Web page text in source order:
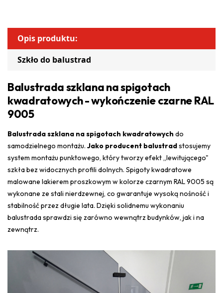
Opis produktu:
Szkło do balustrad
Balustrada szklana na spigotach
kwadratowych - wykończenie czarne RAL
9005
Balustrada szklana na spigotach kwadratowych do
samodzielnego montażu. Jako producent balustradstosujemy
system montażu punktowego, który tworzy efekt „lewitującego"
szkła bez widocznych profili dolnych. Spigoty kwadratowe
malowane lakierem proszkowym w kolorze czarnym RAL 9005 są
wykonane ze stali nierdzewnej, co gwarantuje wysoką nośność i
stabilność przez długie lata. Dzięki solidnemu wykonaniu
balustrada sprawdzi się zarówno wewnątrz budynków, jak i na
zewnątrz.